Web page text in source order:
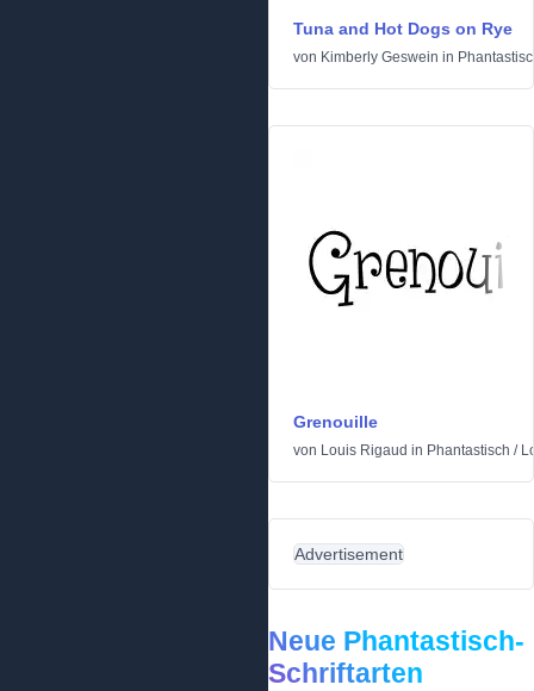
Tuna and Hot Dogs on Rye
von Kimberly Geswein in
Grenouille
von Louis Rigaud in Phantastisch /
Advertisement
Neue Phantastisch-
Schriftarten